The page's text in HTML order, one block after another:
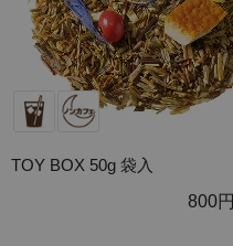
TOY BOX 50g 袋入
800円